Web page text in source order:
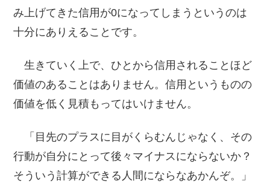
み上げてきた信用が0になってしまうというのは
十分にありえることです。
生きていく上で、ひとから信用されることほど
価値のあることはありません。信用というものの
価値を低く見積もってはいけません。
「目先のプラスに目がくらむんじゃなく、その
行動が自分にとって後々マイナスにならないか？
そういう計算ができる人間にならなあかんぞ。」